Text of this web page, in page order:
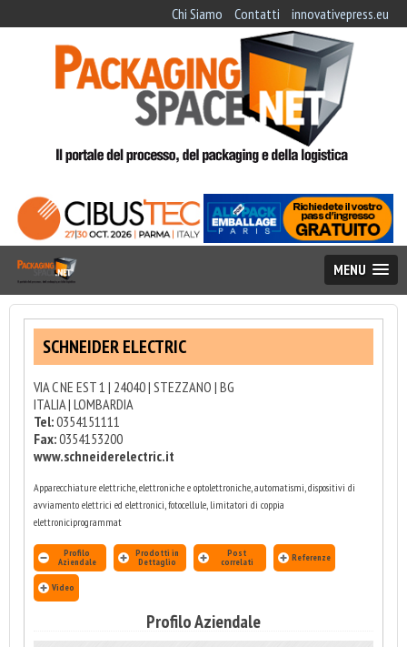
Chi Siamo Contatti innovativepress.eu
MENU
SCHNEIDER ELECTRIC
VIA C NE EST 1 | 24040 | STEZZANO | BG
ITALIA | LOMBARDIA
Tel:0354151111
Fax:0354153200
www.schneiderelectric.it
Apparecchiature elettriche, elettroniche e optolettroniche, automatismi, dispositivi di
avviamento elettrici ed elettronici, fotocellule, limitatori di coppia
elettroniciprogrammat
Profilo
Aziendale
Prodotti in
Dettaglio
Post
correlati Referenze
Video
Profilo Aziendale